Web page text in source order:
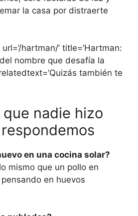
la casa por distraerte
hartman/’ title=’Hartman:
nombre que desafía la
también te
nadie hizo
en una cocina solar?
mismo que un pollo en
en huevos